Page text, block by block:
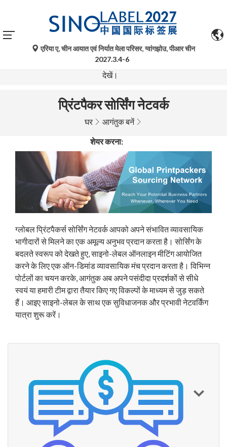
गूगल ट्रांसलेट द्वारा किए गए स्वचालित अनुवाद केवल संदर्भ के लिए हैं और
त्रुटिपूर्ण हो सकते हैं। किसी भी प्रश्न के लिए कृपया मूल भाषा संस्करण
देखें।
एरिया ए, चीन आयात एवं निर्यात मेला परिसर, ग्वांगझोउ, पीआर चीन
2027.3.4-6
प्रिंटपैकर सोर्सिंग नेटवर्क
घर आगंतुक बनें
शेयर करना:
ग्लोबल प्रिंटपैकर्स सोर्सिंग नेटवर्क आपको अपने संभावित व्यावसायिक
भागीदारों से मिलने का एक अमूल्य अनुभव प्रदान करता है। सोर्सिंग के
बदलते स्वरूप को देखते हुए, साइनो-लेबलऑनलाइन मीटिंग आयोजित
करने के लिए एक ऑन-डिमांड व्यावसायिक मंच प्रदान करता है। विभिन्न
पोर्टलों का चयन करके, आगंतुक अब अपने पसंदीदा प्रदर्शकों से सीधे
स्वयं या हमारी टीम द्वारा तैयार किए गए विकल्पों के माध्यम से जुड़ सकते
हैं। आइए साइनो-लेबल के साथ एक सुविधाजनक और प्रभावी नेटवर्किंग
यात्रा शुरू करें।